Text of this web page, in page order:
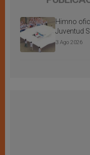
Himno
Juventud
3 Ago 2026